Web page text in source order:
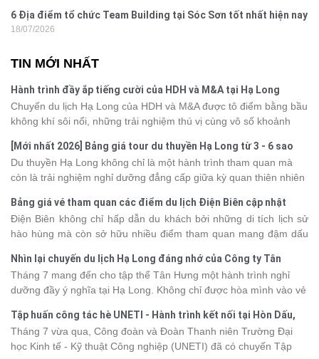
6 Địa điểm tổ chức Team Building tại Sóc Sơn tốt nhất hiện nay
18/07/2026
TIN MỚI NHẤT
Hành trình đầy ắp tiếng cười của HDH và M&A tại Hạ Long
Chuyến du lịch Hạ Long của HDH và M&A được tô điểm bằng bầu
không khí sôi nổi, những trải nghiệm thú vị cùng vô số khoảnh
phút giây đồng hành bên nhau, tất cả đã tạo nên một chuyến đi
tràn đầy cảm xúc và dấu ấn khó quên.
[Mới nhất 2026] Bảng giá tour du thuyền Hạ Long từ 3 - 6 sao
Du thuyền Hạ Long không chỉ là một hành trình tham quan mà
còn là trải nghiệm nghỉ dưỡng đẳng cấp giữa kỳ quan thiên nhiên
khác nhau, khiến nhiều du khách băn khoăn khi lựa chọn. Bài viết
dưới đây sẽ cập nhật bảng giá tour du thuyền Hạ Long mới nhất
2026 từ 3 - 6 sao, giúp bạn dễ dàng so sánh và tìm được hành
trình phù hợp với nhu cầu cũng như ngân sách.
Bảng giá vé tham quan các điểm du lịch Điện Biên cập nhật
2026
Điện Biên không chỉ hấp dẫn du khách bởi những di tích lịch sử
hào hùng mà còn sở hữu nhiều điểm tham quan mang đậm dấu
phá vùng đất này, việc cập nhật trước giá vé sẽ giúp bạn chủ
động hơn trong lịch trình và chi phí. Cùng Vietsense Travel tham
khảo bảng giá vé tham quan các điểm du lịch Điện Biênmới nhất
năm 2026 ngay dưới đây.
Nhìn lại chuyến du lịch Hạ Long đáng nhớ của Công ty Tân
Hưng 2026
Tháng 7 mang đến cho tập thể Tân Hưng một hành trình nghỉ
dưỡng đầy ý nghĩa tại Hạ Long. Không chỉ được hòa mình vào vẻ
kết, sẻ chia và lưu giữ nhiều khoảnh khắc đáng nhớ. Hãy cùng
nhìn lại chuyến đi ngập tràn niềm vui và những trải nghiệm khó
quên.
Tập huấn công tác hè UNETI - Hành trình kết nối tại Hòn Dấu,
Đồ Sơn
Tháng 7 vừa qua, Công đoàn và Đoàn Thanh niên Trường Đại
học Kinh tế - Kỹ thuật Công nghiệp (UNETI) đã có chuyến Tập